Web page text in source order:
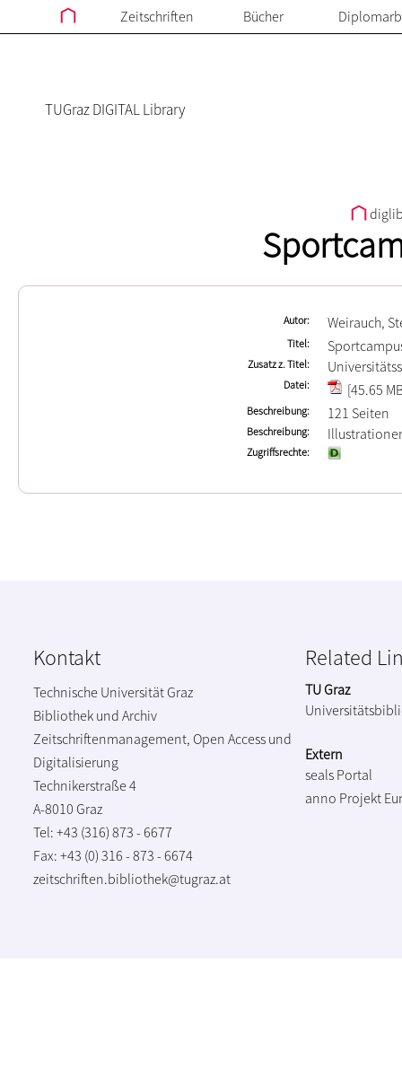
Zeitschriften Bücher
TUGraz DIGITAL Library
Autor Weirauch,
Titel
Zusatz z. Titel
Datei [45.65
Beschreibung 121 Seiten
Beschreibung
Zugriffsrechte
Kontakt
Technische Universität Graz
Bibliothek und Archiv
Zeitschriftenmanagement, Open Access und
Digitalisierung
Technikerstraße 4
A-8010 Graz
Tel: +43 (316) 873 - 6677
Fax: +43 (0) 316 - 873 - 6674
zeitschriften.bibliothek@tugraz.at
Related
TU Graz
Extern
seals Portal
anno Projekt